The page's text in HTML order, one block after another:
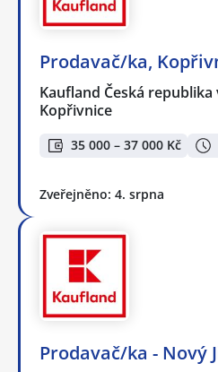
Prodavač/ka,
Kaufland Česká
Kopřivnice
35 000 – 37 000 Kč
Zveřejněno: 4. srpna
Prodavač/ka - Nový